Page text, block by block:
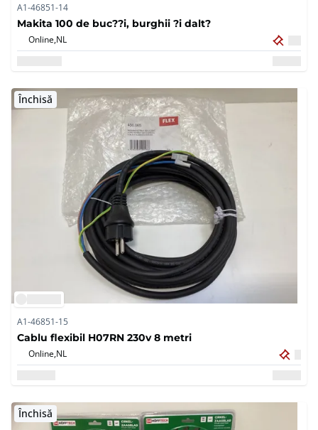
A1-46851-14
Makita 100 de buc??i, burghii ?i dalt?
Online,NL
Închisă
A1-46851-15
Cablu flexibil H07RN 230v 8 metri
Online,NL
Închisă